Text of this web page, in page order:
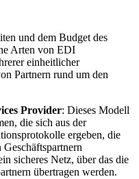
und dem Budget des
Arten von EDI
einheitlicher
Partnern rund um den
Provider: Dieses Modell
die sich aus der
ergeben, die
sicheres Netz, über das die
übertragen werden.